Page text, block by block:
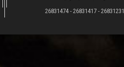
26831231 - 26831417 - 26831474